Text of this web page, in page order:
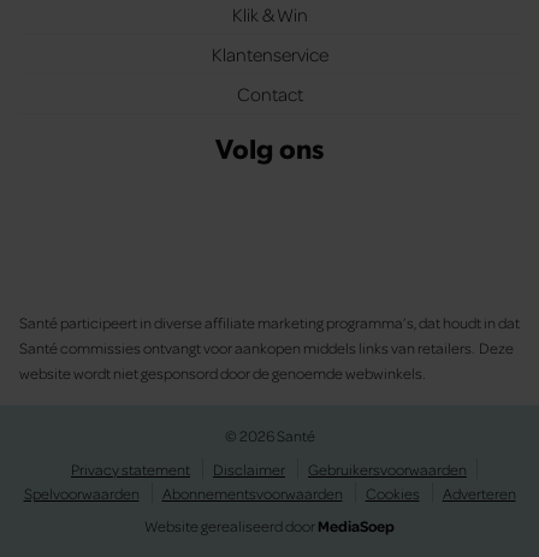
Klik & Win
Klantenservice
Contact
Volg ons
Santé participeert in diverse affiliate marketing programma’s, dat houdt in dat
Santé commissies ontvangt voor aankopen middels links van retailers. Deze
website wordt niet gesponsord door de genoemde webwinkels.
© 2026 Santé
Privacy statement
Disclaimer
Gebruikersvoorwaarden
Spelvoorwaarden
Abonnementsvoorwaarden Cookies
Adverteren
Website gerealiseerd doorMediaSoep